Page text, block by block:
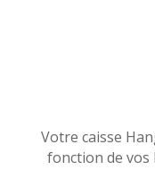
Votre caisse
fonction de